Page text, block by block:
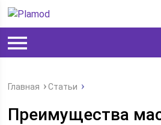
Главная Статьи
Преимущества